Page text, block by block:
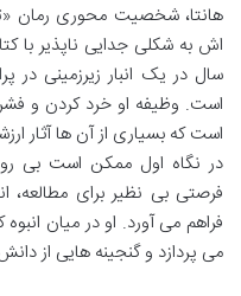
هانتا، شخصیت محوری رمان
اش به شکلی جدایی ناپذیر با
سال در یک انبار زیرزمینی در
است. وظیفه او خرد کردن و
است که بسیاری از آن ها آثار
در نگاه اول ممکن است بی
فرصتی بی نظیر برای
فراهم می آورد. او در میان
می پردازد و گنجینه هایی از